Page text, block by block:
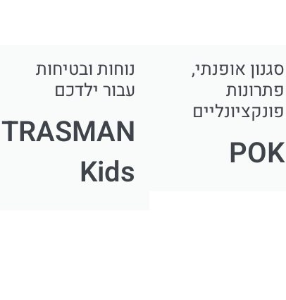
סגנון אופנתי,
פתרונות
פונקציונליים
POK
נוחות ובטיחות
עבור ילדכם
TRASMAN
Kids